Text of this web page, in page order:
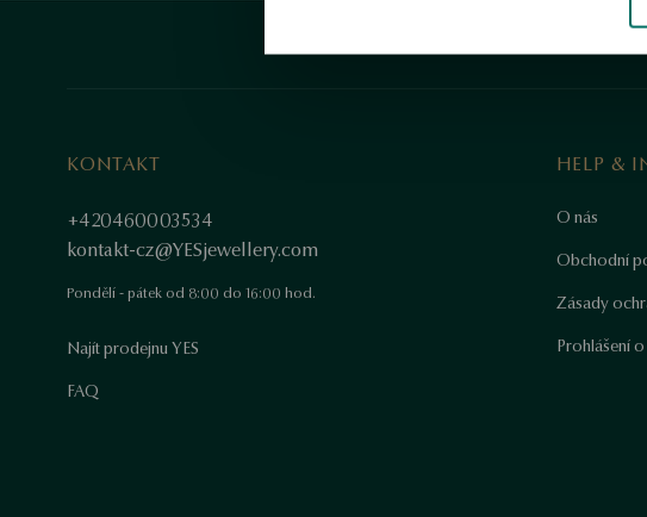
KONTAKT
+420460003534
kontakt-cz@YESjewellery.com
Pondělí - pátek od 8:00 do 16:00 hod.
Najít prodejnu YES
FAQ
HELP &
O nás
Obchodní
Zásady
Prohlášení